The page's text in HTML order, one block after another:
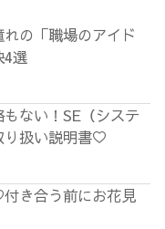
の「職場のアイド
4選
ない！SE（システ
り扱い説明書♡
き合う前にお花見